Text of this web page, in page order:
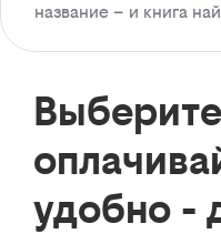
название – и книга
удобно -